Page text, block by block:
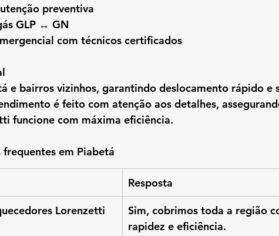
preventiva
GLP ↔ GN
com técnicos certificados
e bairros vizinhos, garantindo deslocamento rápido e
é feito com atenção aos detalhes,
funcione com máxima eficiência.
frequentes em Piabetá
Resposta
Lorenzetti
Sim, cobrimos toda a região
rapidez e eficiência.